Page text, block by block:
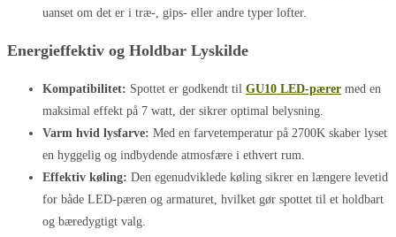
uanset om det er i træ-, gips- eller andre typer lofter.
Energieffektiv og Holdbar Lyskilde
Kompatibilitet: Spottet er godkendt til GU10 LED-pærer med en
maksimal effekt på 7 watt, der sikrer optimal belysning.
Varm hvid lysfarve: Med en farvetemperatur på 2700K skaber lyset
en hyggelig og indbydende atmosfære i ethvert rum.
Effektiv køling: Den egenudviklede køling sikrer en længere levetid
for både LED-pæren og armaturet, hvilket gør spottet til et holdbart
og bæredygtigt valg.